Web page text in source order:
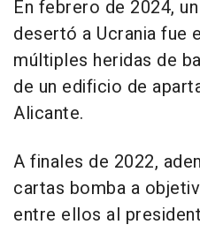
En febrero de 2024,
desertó a Ucrania fue
múltiples heridas de
de un edificio de
Alicante.
A finales de 2022,
cartas bomba a
entre ellos al